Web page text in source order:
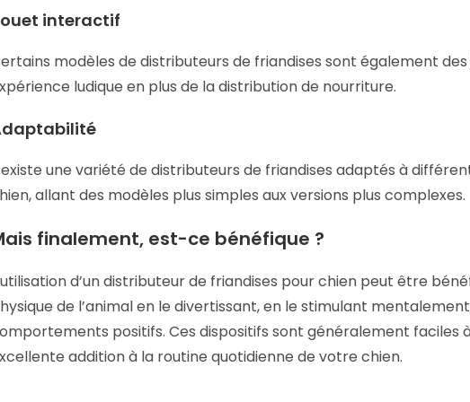
interactif
modèles de distributeurs de friandises sont également
ludique en plus de la distribution de nourriture.
une variété de distributeurs de friandises adaptés à
allant des modèles plus simples aux versions plus complexes.
finalement, est-ce bénéfique ?
d’un distributeur de friandises pour chien peut être
de l’animal en le divertissant, en le stimulant
positifs. Ces dispositifs sont généralement faciles
addition à la routine quotidienne de votre chien.